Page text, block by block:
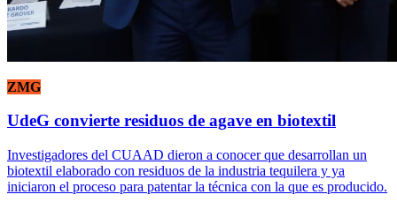
ZMG
UdeG convierte residuos de agave en biotextil
Investigadores del CUAAD dieron a conocer que desarrollan un
biotextil elaborado con residuos de la industria tequilera y ya
iniciaron el proceso para patentar la técnica con la que es producido.